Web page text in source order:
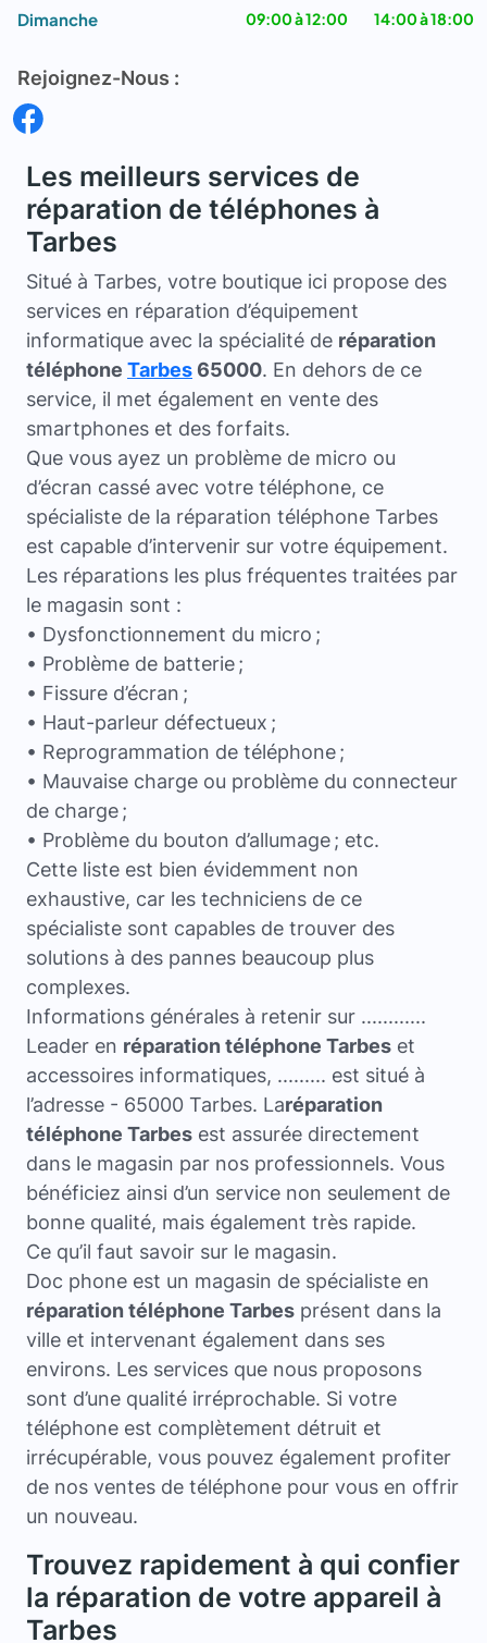
Dimanche 09:00 à 12:00 14:00 à 18:00
Rejoignez-Nous :
Les meilleurs services de
réparation de téléphones à
Tarbes
Situé à Tarbes, votre boutique ici propose des
services en réparation d’équipement
informatique avec la spécialité de réparation
téléphone Tarbes 65000. En dehors de ce
service, il met également en vente des
smartphones et des forfaits.
Que vous ayez un problème de micro ou
d’écran cassé avec votre téléphone, ce
spécialiste de la réparation téléphone Tarbes
est capable d’intervenir sur votre équipement.
Les réparations les plus fréquentes traitées par
le magasin sont :
• Dysfonctionnement du micro ;
• Problème de batterie ;
• Fissure d’écran ;
• Haut-parleur défectueux ;
• Reprogrammation de téléphone ;
• Mauvaise charge ou problème du connecteur
de charge ;
• Problème du bouton d’allumage ; etc.
Cette liste est bien évidemment non
exhaustive, car les techniciens de ce
spécialiste sont capables de trouver des
solutions à des pannes beaucoup plus
complexes.
Informations générales à retenir sur ............
Leader en réparation téléphone Tarbes et
accessoires informatiques, ......... est situé à
l’adresse - 65000 Tarbes. Laréparation
téléphone Tarbes est assurée directement
dans le magasin par nos professionnels. Vous
bénéficiez ainsi d’un service non seulement de
bonne qualité, mais également très rapide.
Ce qu’il faut savoir sur le magasin.
Doc phone est un magasin de spécialiste en
réparation téléphone Tarbes présent dans la
ville et intervenant également dans ses
environs. Les services que nous proposons
sont d’une qualité irréprochable. Si votre
téléphone est complètement détruit et
irrécupérable, vous pouvez également profiter
de nos ventes de téléphone pour vous en offrir
un nouveau.
Trouvez rapidement à qui confier
la réparation de votre appareil à
Tarbes